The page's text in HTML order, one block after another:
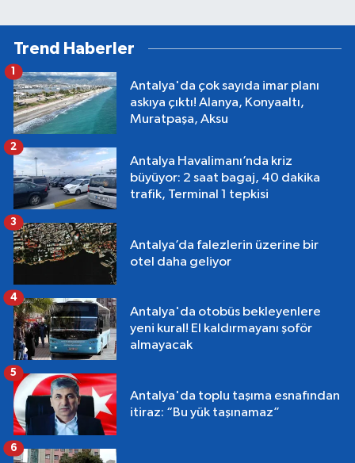
Trend Haberler
Antalya'da çok sayıda imar planı
askıya çıktı! Alanya, Konyaaltı,
Muratpaşa, Aksu
1
Antalya Havalimanı’nda kriz
büyüyor: 2 saat bagaj, 40 dakika
trafik, Terminal 1 tepkisi
2
Antalya’da falezlerin üzerine bir
otel daha geliyor
3
Antalya'da otobüs bekleyenlere
yeni kural! El kaldırmayanı şoför
almayacak
4
Antalya'da toplu taşıma esnafından
itiraz: “Bu yük taşınamaz”
5
6